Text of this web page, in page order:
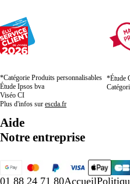
*Catégorie Produits personnalisables
Étude Ipsos bva
Viséo CI
Plus d'infos sur escda.fr
*Étude
Aide
Notre entreprise
01 88 24 71 80Accueil